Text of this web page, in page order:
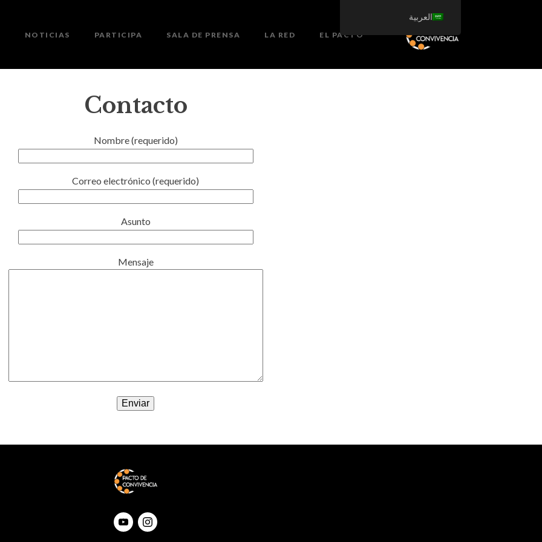
EL PACTO
LA RED
SALA DE PRENSA
PARTICIPA
NOTICIAS
Contacto
Nombre (requerido)
Correo electrónico (requerido)
Asunto
Mensaje
العربية